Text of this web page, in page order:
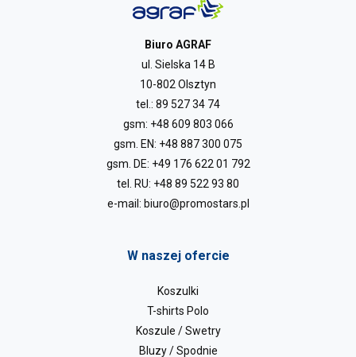
Biuro AGRAF
ul. Sielska 14 B
10-802 Olsztyn
tel.: 89 527 34 74
gsm: +48 609 803 066
gsm. EN: +48 887 300 075
gsm. DE: +49 176 622 01 792
tel. RU: +48 89 522 93 80
e-mail: biuro@promostars.pl
W naszej ofercie
Koszulki
T-shirts Polo
Koszule / Swetry
Bluzy / Spodnie